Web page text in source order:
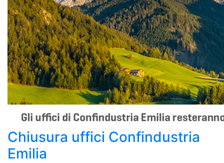
Chiusura uffici Confindustria
Emilia